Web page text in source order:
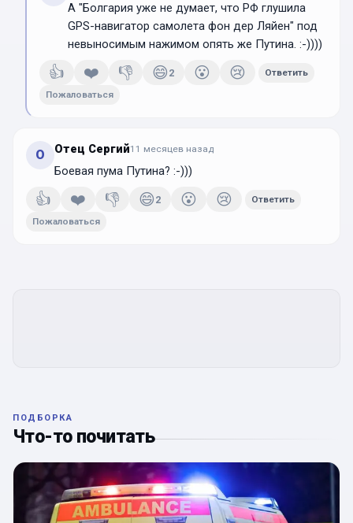
А "Болгария уже не думает, что РФ глушила
GPS-навигатор самолета фон дер Ляйен" под
невыносимым нажимом опять же Путина. :-))))
👍 ❤️ 👎 😄 2 😮 😢 Ответить
Пожаловаться
О Отец Сергий11 месяцев назад
Боевая пума Путина? :-)))
👍 ❤️ 👎 😄 2 😮 😢 Ответить
Пожаловаться
ПОДБОРКА
Что-то почитать